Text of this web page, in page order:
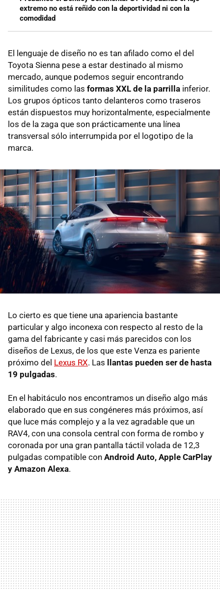
extremo no está reñido con la deportividad ni con la
comodidad
El lenguaje de diseño no es tan afilado como el del
Toyota Sienna pese a estar destinado al mismo
mercado, aunque podemos seguir encontrando
similitudes como las formas XXL de la parrilla inferior.
Los grupos ópticos tanto delanteros como traseros
están dispuestos muy horizontalmente, especialmente
los de la zaga que son prácticamente una línea
transversal sólo interrumpida por el logotipo de la
marca.
Lo cierto es que tiene una apariencia bastante
particular y algo inconexa con respecto al resto de la
gama del fabricante y casi más parecidos con los
diseños de Lexus, de los que este Venza es pariente
próximo del Lexus RX. Las
llantas pueden ser de hasta
19 pulgadas.
En el habitáculo nos encontramos un diseño algo más
elaborado que en sus congéneres más próximos, así
que luce más complejo y a la vez agradable que un
RAV4, con una consola central con forma de rombo y
coronada por una gran pantalla táctil volada de 12,3
pulgadas compatible con Android Auto, Apple CarPlay
y Amazon Alexa.